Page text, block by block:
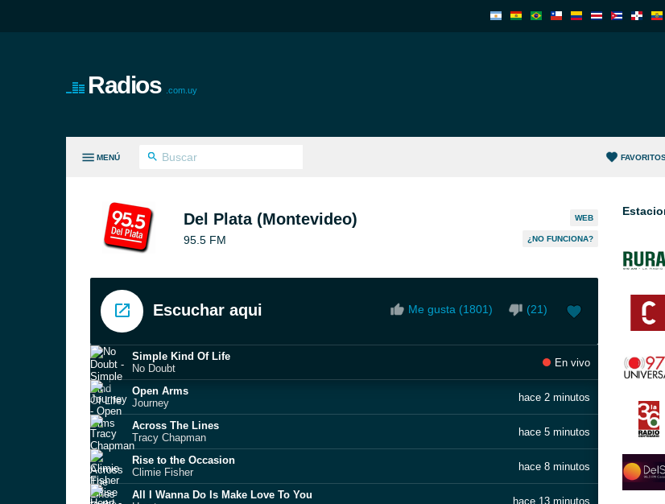
Radios .com.uy
MENÚ
Del Plata (Montevideo)
95.5 FM
WEB
¿NO FUNCIONA?
Escuchar aqui Me gusta (1801) (21)
Simple Kind Of Life
No Doubt
En vivo
Open Arms
Journey
hace 2 minutos
Across The Lines
Tracy Chapman
hace 5 minutos
Rise to the Occasion
Climie Fisher
hace 8 minutos
All I Wanna Do Is Make Love To You
hace 13 minutos